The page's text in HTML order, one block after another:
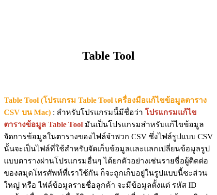
Table Tool
Table Tool (โปรแกรม Table Tool เครื่องมือแก้ไขข้อมูลตาราง
CSV บน Mac) : สำหรับโปรแกรมนี้มีชื่อว่า โปรแกรมแก้ไข
ตารางข้อมูล Table Tool มันเป็นโปรแกรมสำหรับแก้ไขข้อมูล
จัดการข้อมูลในตารางของไฟล์จำพวก CSV ซึ่งไฟล์รูปแบบ CSV
นั้นจะเป็นไฟล์ที่ใช้สำหรับจัดเก็บข้อมูลและแลกเปลี่ยนข้อมูลรูป
แบบตารางผ่านโปรแกรมอื่นๆ ได้ยกตัวอย่างเช่นรายชื่อผู้ติดต่อ
ของสมุดโทรศัพท์ที่เราใช้กัน ก็จะถูกเก็บอยู่ในรูปแบบนี้ซะส่วน
ใหญ่ หรือ ไฟล์ข้อมูลรายชื่อลูกค้า จะมีข้อมูลตั้งแต่ รหัส ID